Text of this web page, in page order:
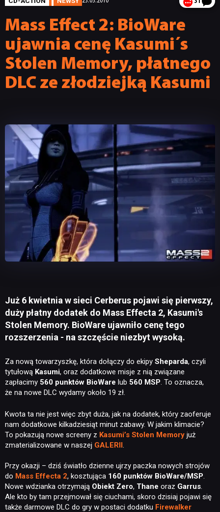
Mass Effect 2: BioWare
ujawnia cenę Kasumi´s
Stolen Memory, płatnego
DLC ze złodziejką Kasumi
Już 6 kwietnia w sieci Cerberus pojawi się pierwszy,
duży płatny dodatek do Mass Effecta 2, Kasumi's
Stolen Memory. BioWare ujawniło cenę tego
rozszerzenia - na szczęście niezbyt wysoką.
Za nową towarzyszkę, która dołączy do ekipy Sheparda, czyli
tytułową Kasumi, oraz dodatkowe misje z nią związane
zapłacimy 560 punktów BioWare lub 560 MSP. To oznacza,
że na nowe DLC wydamy około 19 zł.
Kwota ta nie jest więc zbyt duża, jak na dodatek, który zaoferuje
nam dodatkowe kilkadziesiąt minut zabawy. W jakim klimacie?
To pokazują nowe screeny z Kasumi’s Stolen Memory już
zmaterializowane w naszej GALERII.
Przy okazji – dziś światło dzienne ujrzy paczka nowych strojów
do Mass Effecta 2, kosztująca 160 punktów BioWare/MSP.
Nowe wdzianka otrzymają Obiekt Zero, Thane oraz Garrus.
Ale kto by tam przejmował się ciuchami, skoro dzisiaj pojawi się
także darmowe DLC do gry w postaci dodatku Firewalker